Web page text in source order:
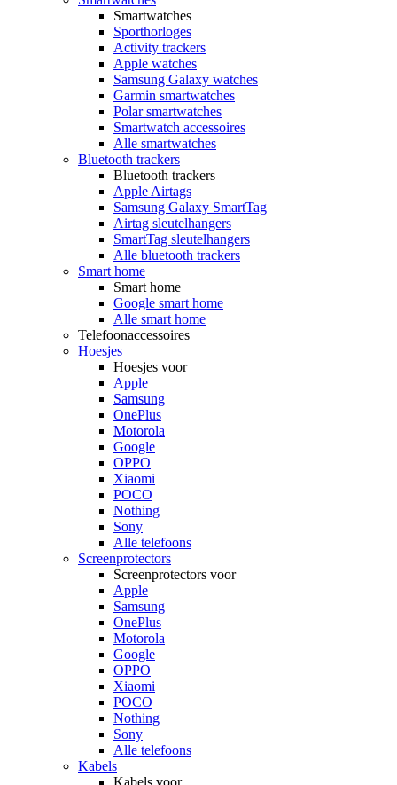
Smartwatches
Sporthorloges
Activity trackers
Apple watches
Samsung Galaxy watches
Garmin smartwatches
Polar smartwatches
Smartwatch accessoires
Alle smartwatches
Bluetooth trackers
Bluetooth trackers
Apple Airtags
Samsung Galaxy SmartTag
Airtag sleutelhangers
SmartTag sleutelhangers
Alle bluetooth trackers
Smart home
Smart home
Google smart home
Alle smart home
Telefoonaccessoires
Hoesjes
Hoesjes voor
Apple
Samsung
OnePlus
Motorola
Google
OPPO
Xiaomi
POCO
Nothing
Sony
Alle telefoons
Screenprotectors
Screenprotectors voor
Apple
Samsung
OnePlus
Motorola
Google
OPPO
Xiaomi
POCO
Nothing
Sony
Alle telefoons
Kabels
Kabels voor